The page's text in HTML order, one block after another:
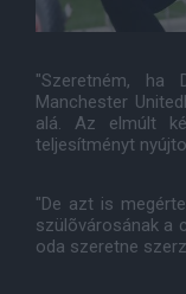
"Szeretném, ha
Manchester
alá. Az elmúlt
teljesítményt
"De azt is
szülõvárosának a
oda szeretne